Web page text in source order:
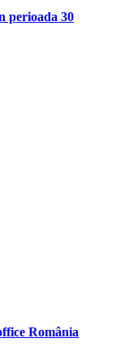
perioada 30
România